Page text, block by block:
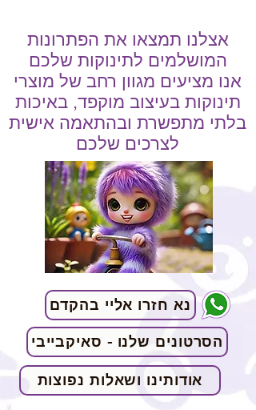
אצלנו תמצאו את הפתרונות
המושלמים לתינוקות שלכם
אנו מציעים מגוון רחב של מוצרי
תינוקות בעיצוב מוקפד, באיכות
בלתי מתפשרת ובהתאמה אישית
לצרכים שלכם
נא חזרו אליי בהקדם
הסרטונים שלנו - סאיקבייבי
אודותינו ושאלות נפוצות